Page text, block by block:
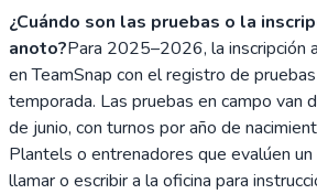
¿Cuándo son las pruebas o la
anoto?Para 2025–2026, la inscripción
en TeamSnap con el registro de
temporada. Las pruebas en campo van
de junio, con turnos por año de
Plantels o entrenadores que evalúen
llamar o escribir a la oficina para